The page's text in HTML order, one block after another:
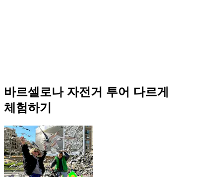
바르셀로나 자전거 투어 다르게
체험하기